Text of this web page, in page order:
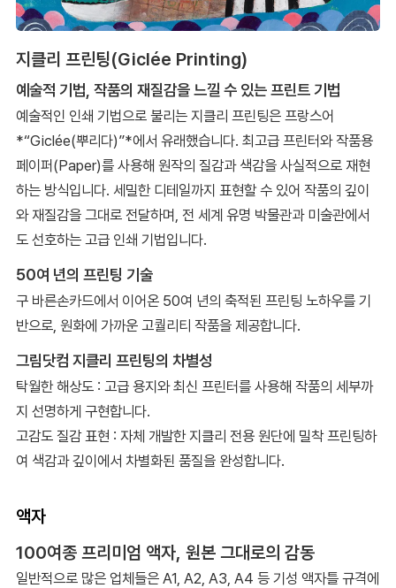
지클리 프린팅(Giclée Printing)
예술적 기법, 작품의 재질감을 느낄 수 있는 프린트 기법
예술적인 인쇄 기법으로 불리는 지클리 프린팅은 프랑스어
*“Giclée(뿌리다)”*에서 유래했습니다. 최고급 프린터와 작품용
페이퍼(Paper)를 사용해 원작의 질감과 색감을 사실적으로 재현
하는 방식입니다. 세밀한 디테일까지 표현할 수 있어 작품의 깊이
와 재질감을 그대로 전달하며, 전 세계 유명 박물관과 미술관에서
도 선호하는 고급 인쇄 기법입니다.
50여 년의 프린팅 기술
구 바른손카드에서 이어온 50여 년의 축적된 프린팅 노하우를 기
반으로, 원화에 가까운 고퀄리티 작품을 제공합니다.
그림닷컴 지클리 프린팅의 차별성
탁월한 해상도 : 고급 용지와 최신 프린터를 사용해 작품의 세부까
지 선명하게 구현합니다.
고감도 질감 표현 : 자체 개발한 지클리 전용 원단에 밀착 프린팅하
여 색감과 깊이에서 차별화된 품질을 완성합니다.
액자
100여종 프리미엄 액자, 원본 그대로의 감동
일반적으로 많은 업체들은 A1, A2, A3, A4 등 기성 액자틀 규격에